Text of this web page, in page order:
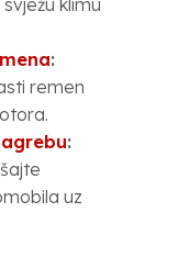
klimu
:
remen
:
uz